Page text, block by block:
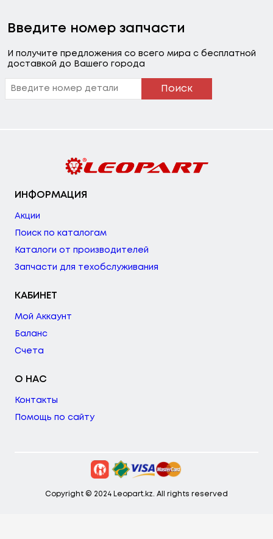
Введите номер запчасти
И получите предложения со всего мира с бесплатной
доставкой до Вашего города
Поиск
ИНФОРМАЦИЯ
Акции
Поиск по каталогам
Каталоги от производителей
Запчасти для техобслуживания
КАБИНЕТ
Мой Аккаунт
Баланс
Счета
О НАС
Контакты
Помощь по сайту
Copyright © 2024 Leopart.kz. All rights reserved